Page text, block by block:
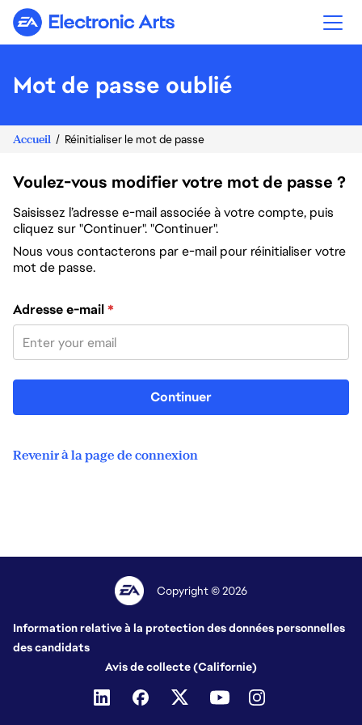
Electronic Arts
Mot de passe oublié
Accueil Réinitialiser le mot de passe
Voulez-vous modifier votre mot de passe ?
Saisissez l’adresse e-mail associée à votre compte, puis
cliquez sur "Continuer". "Continuer".
Nous vous contacterons par e-mail pour réinitialiser votre
mot de passe.
Réinitialiser le mot de passe avec votre e-mail
Adresse e-mail*
Continuer
Revenir à la page de connexion
Copyright © 2026
Information relative à la protection des données personnelles
des candidats
Avis de collecte (Californie)